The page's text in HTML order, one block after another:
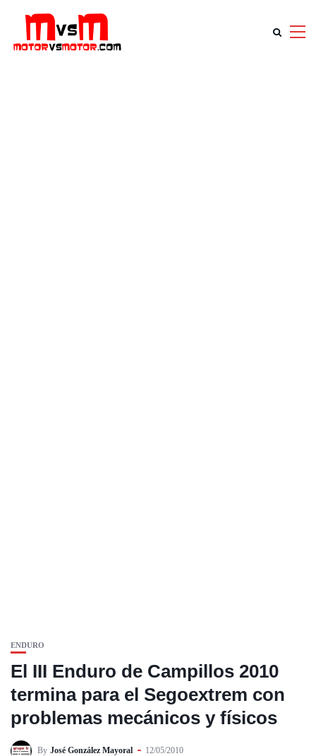
ENDURO
El III Enduro de Campillos 2010
termina para el Segoextrem con
problemas mecánicos y físicos
By José González Mayoral 12/05/2010